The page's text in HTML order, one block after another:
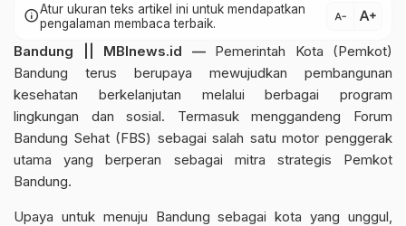
infoAtur ukuran teks artikel ini untuk mendapatkan
pengalaman membaca terbaik.
text_decrease text_increase
Bandung || MBInews.id — Pemerintah Kota (Pemkot)
Bandung terus berupaya mewujudkan pembangunan
kesehatan berkelanjutan melalui berbagai program
lingkungan dan sosial. Termasuk menggandeng Forum
Bandung Sehat (FBS) sebagai salah satu motor penggerak
utama yang berperan sebagai mitra strategis Pemkot
Bandung.
Upaya untuk menuju Bandung sebagai kota yang unggul,